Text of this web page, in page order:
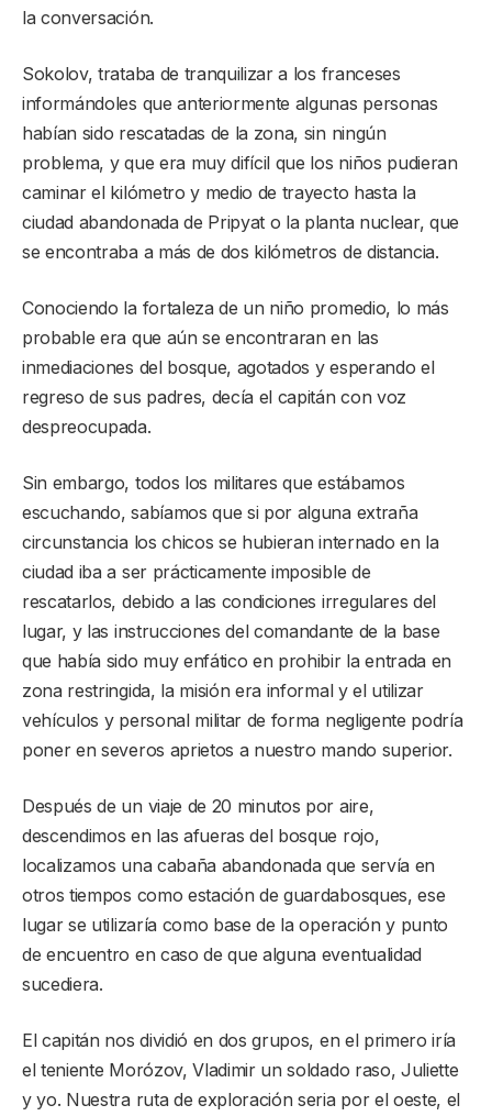
la conversación.
Sokolov, trataba de tranquilizar a los franceses
informándoles que anteriormente algunas personas
habían sido rescatadas de la zona, sin ningún
problema, y que era muy difícil que los niños pudieran
caminar el kilómetro y medio de trayecto hasta la
ciudad abandonada de Pripyat o la planta nuclear, que
se encontraba a más de dos kilómetros de distancia.
Conociendo la fortaleza de un niño promedio, lo más
probable era que aún se encontraran en las
inmediaciones del bosque, agotados y esperando el
regreso de sus padres, decía el capitán con voz
despreocupada.
Sin embargo, todos los militares que estábamos
escuchando, sabíamos que si por alguna extraña
circunstancia los chicos se hubieran internado en la
ciudad iba a ser prácticamente imposible de
rescatarlos, debido a las condiciones irregulares del
lugar, y las instrucciones del comandante de la base
que había sido muy enfático en prohibir la entrada en
zona restringida, la misión era informal y el utilizar
vehículos y personal militar de forma negligente podría
poner en severos aprietos a nuestro mando superior.
Después de un viaje de 20 minutos por aire,
descendimos en las afueras del bosque rojo,
localizamos una cabaña abandonada que servía en
otros tiempos como estación de guardabosques, ese
lugar se utilizaría como base de la operación y punto
de encuentro en caso de que alguna eventualidad
sucediera.
El capitán nos dividió en dos grupos, en el primero iría
el teniente Morózov, Vladimir un soldado raso, Juliette
y yo. Nuestra ruta de exploración seria por el oeste, el